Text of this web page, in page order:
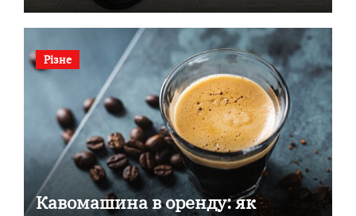
Різне
Кавомашина в оренду: як